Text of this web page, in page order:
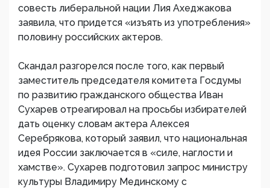
совесть либеральной нации Лия Ахеджакова
заявила, что придется «изъять из употребления»
половину российских актеров.
Скандал разгорелся после того, как первый
заместитель председателя комитета Госдумы
по развитию гражданского общества Иван
Сухарев отреагировал на просьбы избирателей
дать оценку словам актера Алексея
Серебрякова, который заявил, что национальная
идея России заключается в «силе, наглости и
хамстве». Сухарев подготовил запрос министру
культуры Владимиру Мединскому с